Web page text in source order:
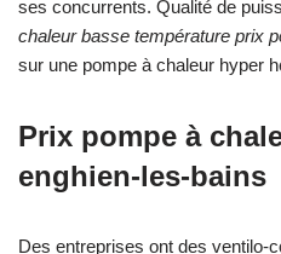
ses concurrents. Qualité de
chaleur basse température prix
sur une pompe à chaleur hyper
Prix pompe à
enghien-les-bains
Des entreprises ont des ventilo-